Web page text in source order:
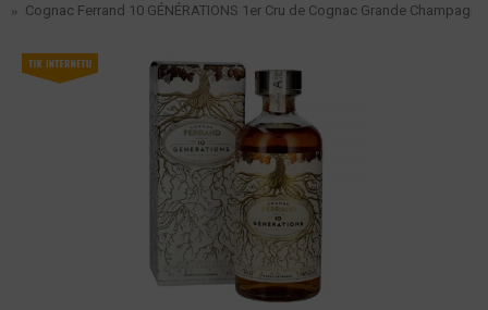
Cognac Ferrand 10 GÉNÉRATIONS 1er Cru de Cognac Grande